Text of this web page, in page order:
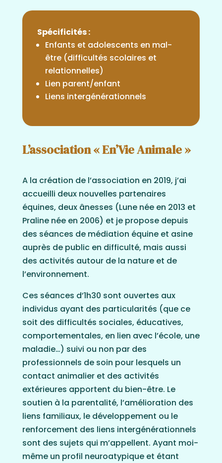
Spécificités :
Enfants et adolescents en mal-
être (difficultés scolaires et
relationnelles)
Lien parent/enfant
Liens intergénérationnels
L’association « En’Vie Animale »
A la création de l’association en 2019, j’ai
accueilli deux nouvelles partenaires
équines, deux ânesses (Lune née en 2013 et
Praline née en 2006) et je propose depuis
des séances de médiation équine et asine
auprès de public en difficulté, mais aussi
des activités autour de la nature et de
l’environnement.
Ces séances d’1h30 sont ouvertes aux
individus ayant des particularités (que ce
soit des difficultés sociales, éducatives,
comportementales, en lien avec l’école, une
maladie…) suivi ou non par des
professionnels de soin pour lesquels un
contact animalier et des activités
extérieures apportent du bien-être. Le
soutien à la parentalité, l’amélioration des
liens familiaux, le développement ou le
renforcement des liens intergénérationnels
sont des sujets qui m’appellent. Ayant moi-
même un profil neuroatypique et étant